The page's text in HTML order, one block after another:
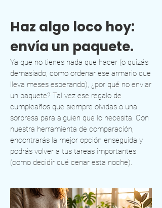
Haz algo loco hoy:
envía un paquete.
Ya que no tienes nada que hacer (o quizás
demasiado, como ordenar ese armario que
lleva meses esperando), ¿por qué no enviar
un paquete? Tal vez ese regalo de
cumpleaños que siempre olvidas o una
sorpresa para alguien que lo necesita. Con
nuestra herramienta de comparación,
encontrarás la mejor opción enseguida y
podrás volver a tus tareas importantes
(como decidir qué cenar esta noche).